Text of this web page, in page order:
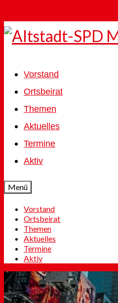
Vorstand
Ortsbeirat
Themen
Aktuelles
Termine
Aktiv
Menü
Vorstand
Ortsbeirat
Themen
Aktuelles
Termine
Aktiv